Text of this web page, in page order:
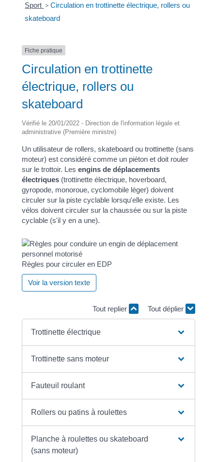
Sport > Circulation en trottinette électrique, rollers ou
skateboard
Fiche pratique
Circulation en trottinette
électrique, rollers ou
skateboard
Vérifié le 20/01/2022 - Direction de l'information légale et
administrative (Première ministre)
Un utilisateur de rollers, skateboard ou trottinette (sans
moteur) est considéré comme un piéton et doit rouler
sur le trottoir. Les engins de déplacements
électriques(trottinette électrique, hoverboard,
gyropode, monoroue, cyclomobile léger) doivent
circuler sur la piste cyclable lorsqu'elle existe. Les
vélos doivent circuler sur la chaussée ou sur la piste
cyclable (s'il y en a une).
Règles pour circuler en EDP
Voir la version texte
Tout replier Tout déplier
Trottinette électrique
Trottinette sans moteur
Fauteuil roulant
Rollers ou patins à roulettes
Planche à roulettes ou skateboard
(sans moteur)